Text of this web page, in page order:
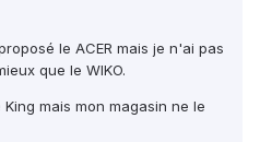
le ACER mais je n'ai pas
que le WIKO.
mais mon magasin ne le